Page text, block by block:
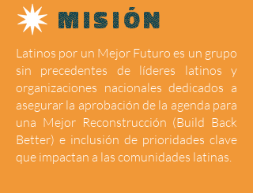
Misión
Latinos por un Mejor Futuro es un grupo
sin precedentes de líderes latinos y
organizaciones nacionales dedicados a
asegurar la aprobación de la agenda para
una Mejor Reconstrucción (Build Back
Better) e inclusión de prioridades clave
que impactan a las comunidades latinas.